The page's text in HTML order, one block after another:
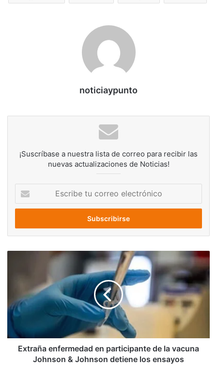
noticiaypunto
¡Suscríbase a nuestra lista de correo para recibir las
nuevas actualizaciones de Noticias!
correo
participante
la
vacuna
&
Johnson
Extraña enfermedad en participante de la vacuna
Johnson & Johnson detiene los ensayos